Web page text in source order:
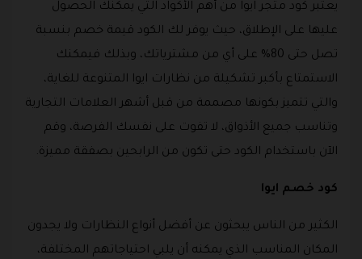
يعتبر كود متجر ايوا من أهم الأكواد التي يمكنك الحصول
عليها على الإطلاق، حيث يوفر لك الكود قيمة خصم بنسبة
تصل حتى 80% على أي من مشترياتك، وبذلك فيمكنك
الاستمتاع بأكبر تشكيلة من نظارات ايوا المتنوعة للغاية،
والتي تتميز بكونها مصممة من قبل أشهر العلامات التجارية
وتناسب جميع الأذواق، لا تفوت على نفسك الفرصة، وقم
الآن باستخدام الكود حتى تكون من الرابحين بصفقة مميزة.
كود خصم ايوا
الكثير من الناس يبحثون عن أفضل أنواع النظارات ولا يجدون
المكان المناسب الذي يمكنه أن يلبي احتياجاتهم المختلفة،